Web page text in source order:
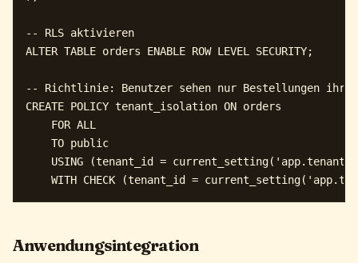
-- RLS aktivieren
ALTER TABLE orders ENABLE ROW LEVEL SECURITY;
-- Richtlinie: Benutzer sehen nur Bestellungen ihres
CREATE POLICY tenant_isolation ON orders
    FOR ALL
    TO public
USING (tenant_id =
Anwendungsintegration